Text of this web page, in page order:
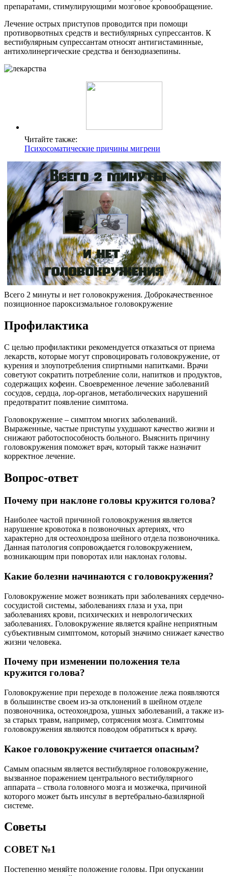
препаратами, стимулирующими мозговое кровообращение.
Лечение острых приступов проводится при помощи
противорвотных средств и вестибулярных супрессантов. К
вестибулярным супрессантам относят антигистаминные,
антихолинергические средства и бензодиазепины.
Читайте также:
Психосоматические причины мигрени
Всего 2 минуты и нет головокружения. Доброкачественное
позиционное пароксизмальное головокружение
Профилактика
С целью профилактики рекомендуется отказаться от приема
лекарств, которые могут спровоцировать головокружение, от
курения и злоупотребления спиртными напитками. Врачи
советуют сократить потребление соли, напитков и продуктов,
содержащих кофеин. Своевременное лечение заболеваний
сосудов, сердца, лор-органов, метаболических нарушений
предотвратит появление симптома.
Головокружение – симптом многих заболеваний.
Выраженные, частые приступы ухудшают качество жизни и
снижают работоспособность больного. Выяснить причину
головокружения поможет врач, который также назначит
корректное лечение.
Вопрос-ответ
Почему при наклоне головы кружится голова?
Наиболее частой причиной головокружения является
нарушение кровотока в позвоночных артериях, что
характерно для остеохондроза шейного отдела позвоночника.
Данная патология сопровождается головокружением,
возникающим при поворотах или наклонах головы.
Какие болезни начинаются с головокружения?
Головокружение может возникать при заболеваниях сердечно-
сосудистой системы, заболеваниях глаза и уха, при
заболеваниях крови, психических и неврологических
заболеваниях. Головокружение является крайне неприятным
субъективным симптомом, который значимо снижает качество
жизни человека.
Почему при изменении положения тела
кружится голова?
Головокружение при переходе в положение лежа появляются
в большинстве своем из-за отклонений в шейном отделе
позвоночника, остеохондроза, ушных заболеваний, а также из-
за старых травм, например, сотрясения мозга. Симптомы
головокружения являются поводом обратиться к врачу.
Какое головокружение считается опасным?
Самым опасным является вестибулярное головокружение,
вызванное поражением центрального вестибулярного
аппарата – ствола головного мозга и мозжечка, причиной
которого может быть инсульт в вертебрально-базилярной
системе.
Советы
СОВЕТ №1
Постепенно меняйте положение головы. При опускании